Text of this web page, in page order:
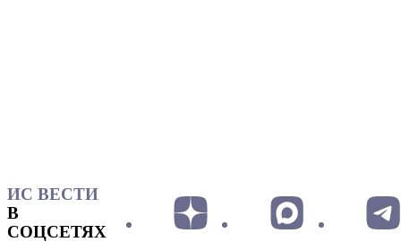
ИС ВЕСТИ
В
СОЦСЕТЯХ